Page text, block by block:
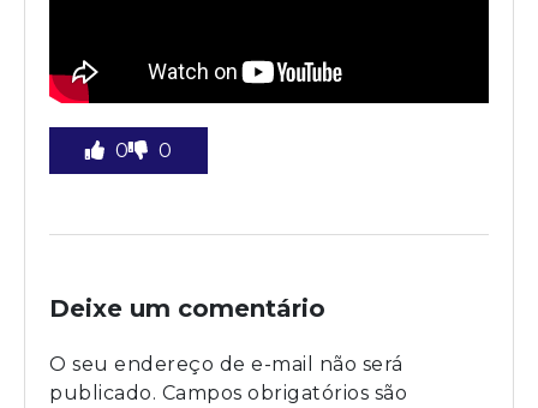
0 0
Deixe um comentário
O seu endereço de e-mail não será
publicado. Campos obrigatórios são